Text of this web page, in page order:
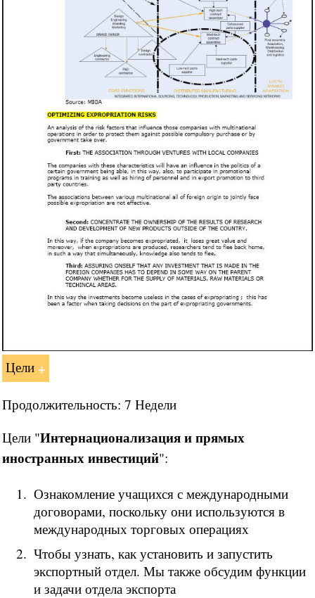
Цели
Продолжительность: 7 Недели
Цели "Интернационализация и прямых
иностранных инвестиций":
Ознакомление учащихся с международными
договорами, поскольку они используются в
международных торговых операциях
Чтобы узнать, как установить и запустить
экспортный отдел. Мы также обсудим функции
и задачи отдела экспорта